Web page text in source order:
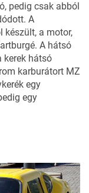
pedig csak abból
A
a motor,
A hátsó
kerek hátsó
karburátort MZ
egy
egy